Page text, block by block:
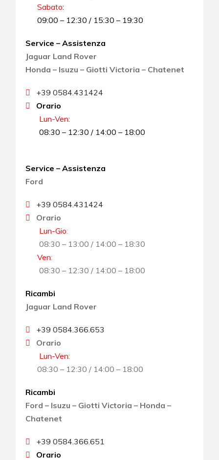
Sabato:
09:00 – 12:30 / 15:30 – 19:30
Service – Assistenza
Jaguar Land Rover
Honda – Isuzu – Giotti Victoria – Chatenet
+39 0584.431424
Orario
Lun-Ven:
08:30 – 12:30 / 14:00 – 18:00
Service – Assistenza
Ford
+39 0584.431424
Orario
Lun-Gio:
08:30 – 13:00 / 14:00 – 18:30
Ven:
08:30 – 12:30 / 14:00 – 18:00
Ricambi
Jaguar Land Rover
+39 0584.366.653
Orario
Lun-Ven:
08:30 – 12:30 / 14:00 – 18:00
Ricambi
Ford – Isuzu – Giotti Victoria – Honda –
Chatenet
+39 0584.366.651
Orario